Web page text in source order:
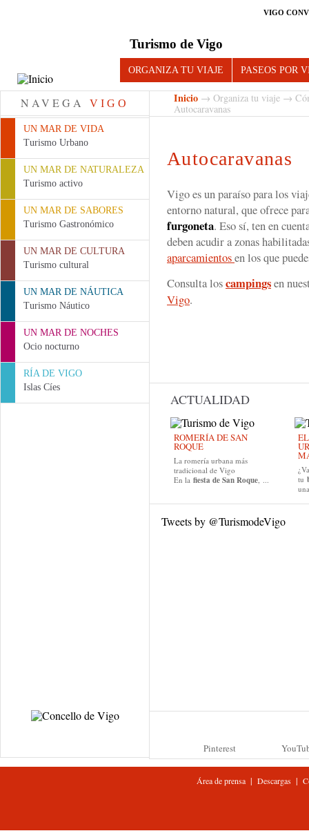
VIGO
Turismo de Vigo
ORGANIZA TU VIAJE PASEOS POR
NAVEGA VIGO
UN MAR DE VIDA
Turismo Urbano
UN MAR DE NATURALEZA
Turismo activo
UN MAR DE SABORES
Turismo Gastronómico
UN MAR DE CULTURA
Turismo cultural
UN MAR DE NÁUTICA
Turismo Náutico
UN MAR DE NOCHES
Ocio nocturno
RÍA DE VIGO
Islas Cíes
Inicio → Organiza tu viaje →
Autocaravanas
Autocaravanas
Vigo es un paraíso para los
entorno natural, que ofrece
furgoneta. Eso sí, ten en
deben acudir a zonas
aparcamientosen los que
Consulta loscampingsen
Vigo.
ACTUALIDAD
ROMERÍA DE SAN
ROQUE
La romería urbana más
tradicional de Vigo
En la fiesta de San Roque, ...
tu
Tweets by @TurismodeVigo
Pinterest
Área de prensa| Descargas|